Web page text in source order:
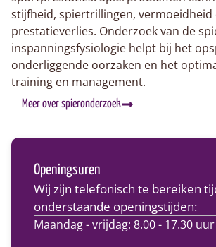
Openingsuren
Wij zijn telefonisch te bereiken
onderstaande openingstijden:
Maandag - vrijdag: 8.00 - 17.30 uur
stijfheid, spiertrillingen, vermoeidheid
prestatieverlies. Onderzoek van de
inspanningsfysiologie helpt bij het
onderliggende oorzaken en het
training en management.
Meer over spieronderzoek